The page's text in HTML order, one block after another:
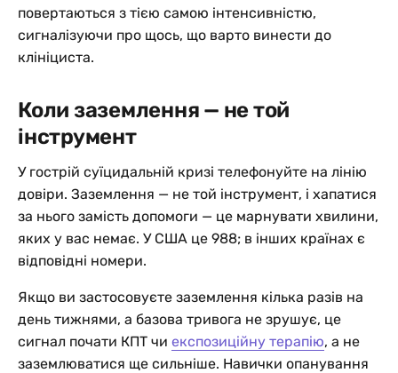
повертаються з тією самою інтенсивністю,
сигналізуючи про щось, що варто винести до
клініциста.
Коли заземлення — не той
інструмент
У гострій суїцидальній кризі телефонуйте на лінію
довіри. Заземлення — не той інструмент, і хапатися
за нього замість допомоги — це марнувати хвилини,
яких у вас немає. У США це 988; в інших країнах є
відповідні номери.
Якщо ви застосовуєте заземлення кілька разів на
день тижнями, а базова тривога не зрушує, це
сигнал почати КПТ чи експозиційну терапію, а не
заземлюватися ще сильніше. Навички опанування